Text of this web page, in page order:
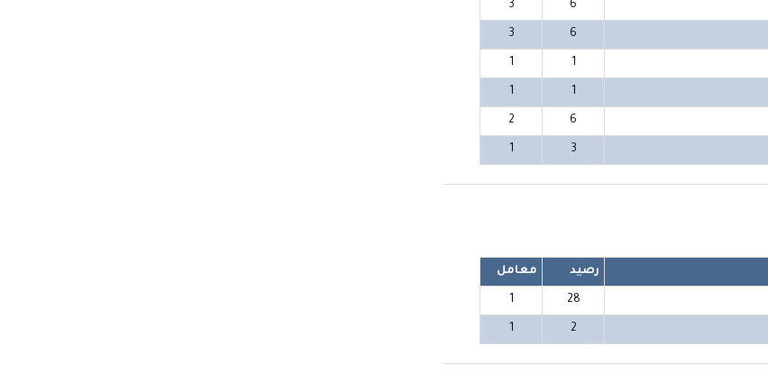
6
3
6
3
1
1
1
1
6
2
3
1
رصيد معامل
28
1
2
1